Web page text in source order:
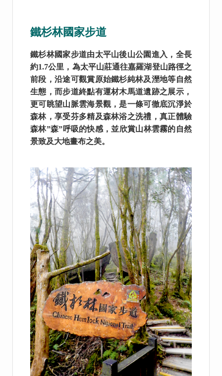
鐵杉林國家步道
鐵杉林國家步道由太平山後山公園進入，全長
約1.7公里，為太平山莊通往嘉羅湖登山路徑之
前段，沿途可觀賞原始鐵杉純林及溼地等自然
生態，而步道終點有運材木馬道遺跡之展示，
更可眺望山脈雲海景觀，是一條可徹底沉淨於
森林，享受芬多精及森林浴之洗禮，真正體驗
森林”森”呼吸的快感，並欣賞山林雲霧的自然
景致及大地畫布之美。